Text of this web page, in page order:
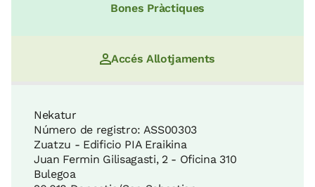
Bones Pràctiques
Accés Allotjaments
Nekatur
Número de registro: ASS00303
Zuatzu - Edificio PIA Eraikina
Juan Fermin Gilisagasti, 2 - Oficina 310
Bulegoa